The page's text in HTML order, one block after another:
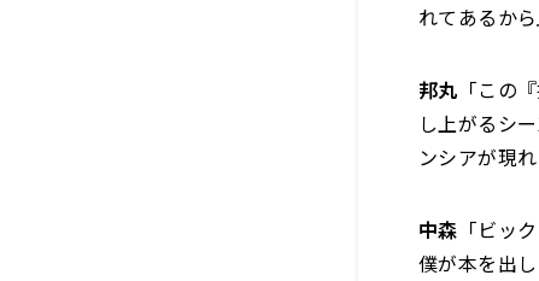
れてあるから
邦丸 「この
し上がるシ
ンシアが現
中森 「ビッ
僕が本を出